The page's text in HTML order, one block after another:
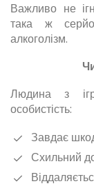
Важливо не
така ж
алкоголізм.
Людина з
особистість:
Завдає
Схильний